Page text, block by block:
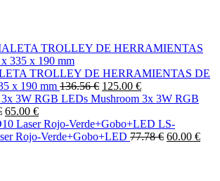
TROLLEY DE HERRAMIENTAS DE
x 190 mm 136.56 € 125.00 €
Mushroom 3x 3W RGB
65.00 €
LS-
Rojo-Verde+Gobo+LED 77.78 € 60.00 €